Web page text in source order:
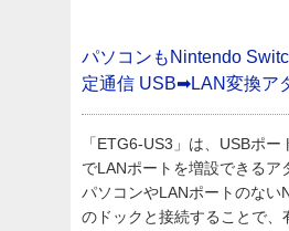
パソコンもNintendo
定通信 USB➡LAN変換ア
「ETG6-US3」は、USBポー
でLANポートを増設できるア
パソコンやLANポートのな
のドックと接続することで、